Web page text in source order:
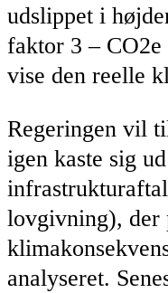
udslippet i
faktor 3 –
vise den reelle
Regeringen vil
igen kaste sig
lovgivning), der
analyseret.